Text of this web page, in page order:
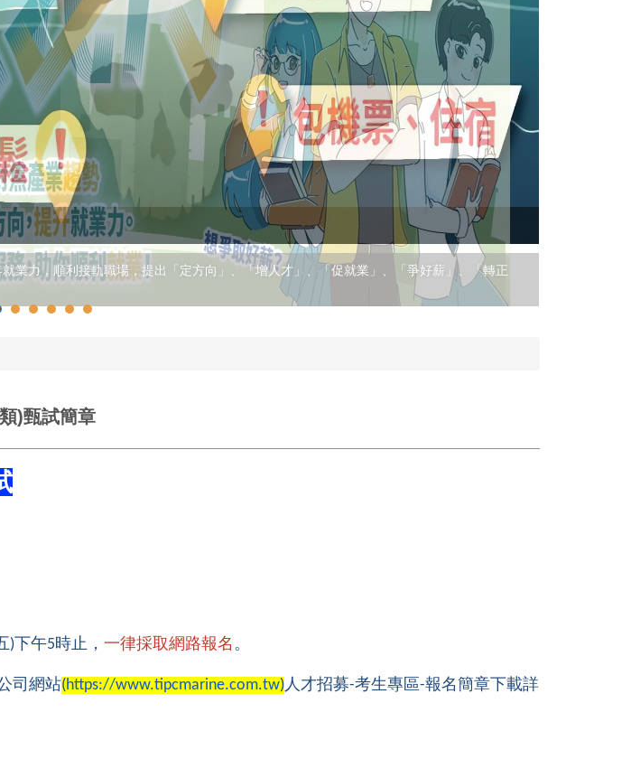
業力，順利接軌職場，提出「定方向」、「增人才」、「促就業」、「爭好薪」、「轉正
)甄試簡章
)下午5時止， 一律採取網路報名。
司網站(https://www.tipcmarine.com.tw) 人才招募-考生專區-報名簡章下載詳